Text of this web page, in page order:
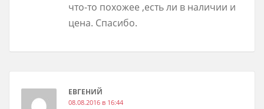
что-то похожее ,есть ли в наличии и
цена. Спасибо.
ЕВГЕНИЙ
08.08.2016 в 16:44